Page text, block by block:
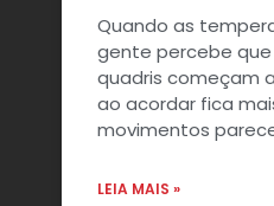
Quando as
gente percebe que
quadris começam
ao acordar fica
movimentos
LEIA MAIS »